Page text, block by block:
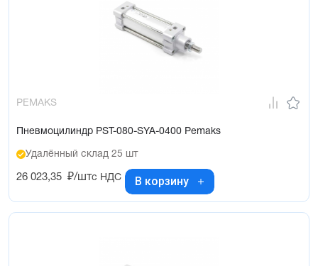
PEMAKS
Пневмоцилиндр PST-080-SYA-0400 Pemaks
Удалённый склад 25 шт
26 023,35 ₽/штс НДС В корзину